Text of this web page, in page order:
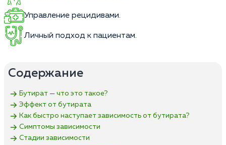
Управление рецидивами.
Личный подход к пациентам.
Содержание
Бутират — что это такое?
Эффект от бутирата
Как быстро наступает зависимость от бутирата?
Симптомы зависимости
Стадии зависимости